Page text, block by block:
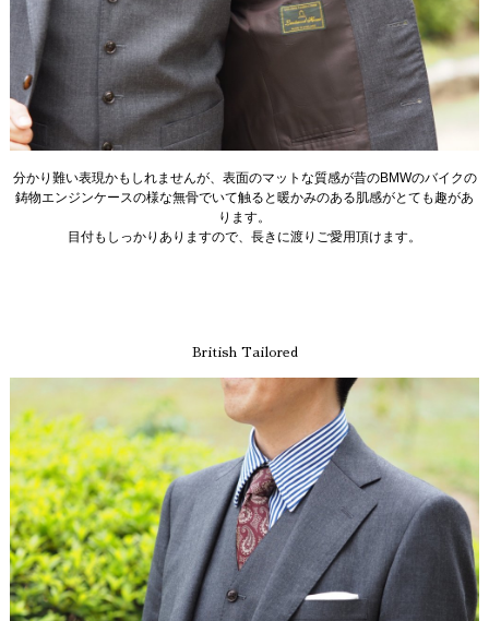
分かり難い表現かもしれませんが、表面のマットな質感が昔のBMWのバイクの
鋳物エンジンケースの様な無骨でいて触ると暖かみのある肌感がとても趣があ
ります。
目付もしっかりありますので、長きに渡りご愛用頂けます。
British Tailored